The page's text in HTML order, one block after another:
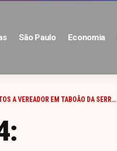
São Paulo Economia
VEREADOR EM TABOÃO DA SERRA (SP)